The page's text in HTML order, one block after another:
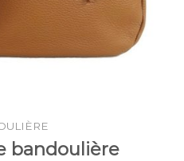
bandoulière